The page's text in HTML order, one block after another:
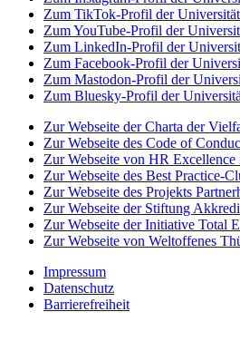
Zum TikTok-Profil der Universität
Zum YouTube-Profil der
Zum LinkedIn-Profil der
Zum Facebook-Profil der
Zum Mastodon-Profil der
Zum Bluesky-Profil der
Zur Webseite der Charta der
Zur Webseite des Code of
Zur Webseite von HR
Zur Webseite des Best Practice-
Zur Webseite des Projekts
Zur Webseite der Stiftung
Zur Webseite der Initiative Total
Zur Webseite von Weltoffenes
Impressum
Datenschutz
Barrierefreiheit